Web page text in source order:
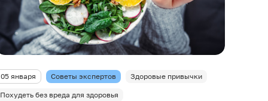
05 января Советы экспертов Здоровые привычки
Похудеть без вреда для здоровья